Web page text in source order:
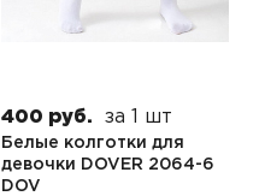
400 руб. за 1 шт
Белые колготки для
девочки DOVER 2064-6
DOV